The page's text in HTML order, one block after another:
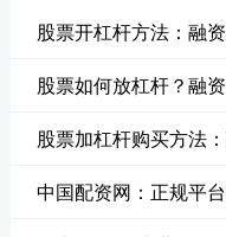
股票开杠杆方法：融
股票如何放杠杆？融
股票加杠杆购买方法
中国配资网：正规平